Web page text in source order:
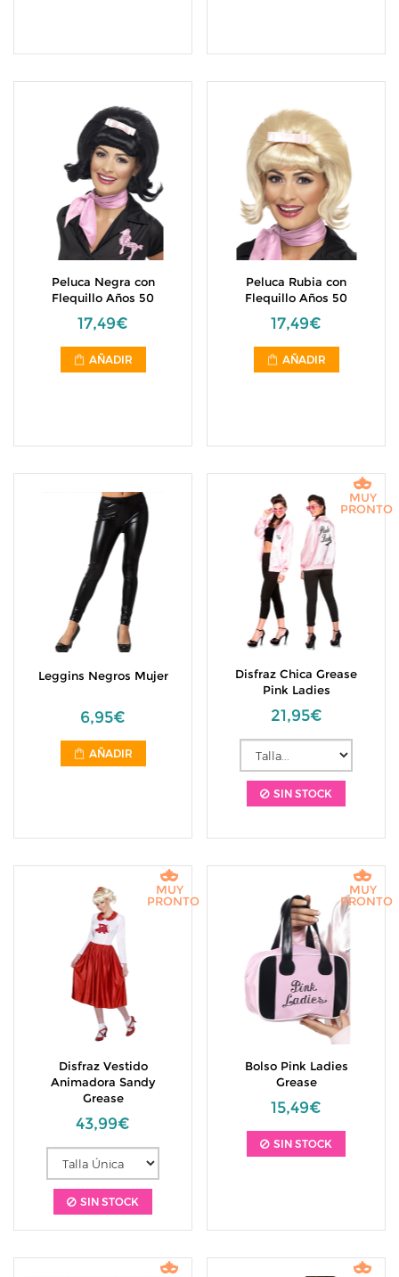
Peluca Negra con
Flequillo Años 50
17,49€
AÑADIR
Peluca Rubia con
Flequillo Años 50
17,49€
AÑADIR
Leggins Negros Mujer
6,95€
AÑADIR
Disfraz Chica Grease
Pink Ladies
21,95€
SIN STOCK
MUY
PRONTO
Disfraz Vestido
Animadora Sandy
Grease
43,99€
SIN STOCK
MUY
PRONTO
Bolso Pink Ladies
Grease
15,49€
SIN STOCK
MUY
PRONTO